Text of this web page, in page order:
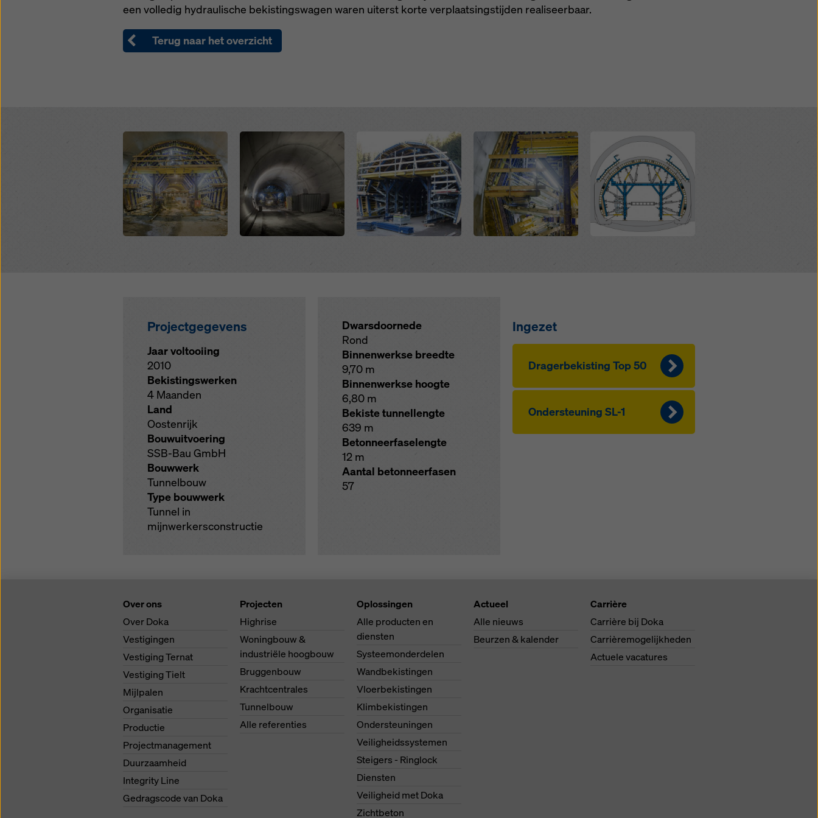
een volledig hydraulische bekistingswagen waren uiterst korte verplaatsingstijden realiseerbaar.
Terug naar het overzicht
Open Open
Projectgegevens
Jaar voltooiing
2010
Bekistingswerken
4 Maanden
Land
Oostenrijk
Bouwuitvoering
SSB-Bau GmbH
Bouwwerk
Tunnelbouw
Type bouwwerk
Tunnel in
mijnwerkersconstructie
Dwarsdoornede
Rond
Binnenwerkse breedte
9,70 m
Binnenwerkse hoogte
6,80 m
Bekiste tunnellengte
639 m
Betonneerfaselengte
12 m
Aantal betonneerfasen
57
Ingezet
Dragerbekisting Top 50
Ondersteuning SL-1
Over ons
Over Doka
Vestigingen
Vestiging Ternat
Vestiging Tielt
Mijlpalen
Organisatie
Productie
Projectmanagement
Duurzaamheid
Integrity Line
Gedragscode van Doka
Projecten
Highrise
Woningbouw &
industriële hoogbouw
Bruggenbouw
Krachtcentrales
Tunnelbouw
Alle referenties
Oplossingen
Alle producten en
diensten
Systeemonderdelen
Wandbekistingen
Vloerbekistingen
Klimbekistingen
Ondersteuningen
Veiligheidssystemen
Steigers - Ringlock
Diensten
Veiligheid met Doka
Zichtbeton
Actueel
Alle nieuws
Beurzen & kalender
Carrière
Carrière bij Doka
Carrièremogelijkheden
Actuele vacatures
instellingen).